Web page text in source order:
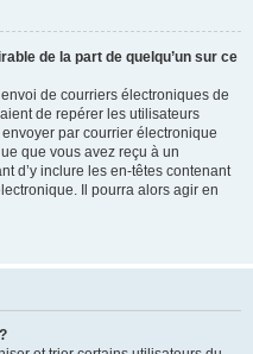
de la part de quelqu’un sur ce
de courriers électroniques de
de repérer les utilisateurs
par courrier électronique
que vous avez reçu à un
d’y inclure les en-têtes contenant
Il pourra alors agir en